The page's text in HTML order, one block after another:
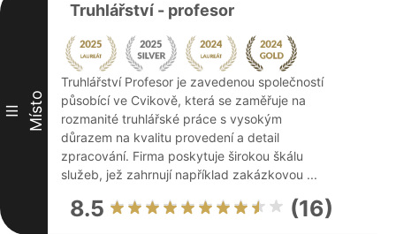
III Místo
Truhlářství - profesor
Truhlářství Profesor je zavedenou společností
působící ve Cvikově, která se zaměřuje na
rozmanité truhlářské práce s vysokým
důrazem na kvalitu provedení a detail
zpracování. Firma poskytuje širokou škálu
služeb, jež zahrnují například zakázkovou ...
8.5 (16)